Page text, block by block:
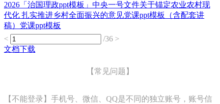
2026「治国理政ppt模板」中央一号文件关于锚定农业农村现
代化 扎实推进乡村全面振兴的意见党课ppt模板（含配套讲
稿）党课ppt模板
<
/36 >
文档下载
【常见问题】
【不能登录】手机号、微信、QQ是不同的独立账号，账号信